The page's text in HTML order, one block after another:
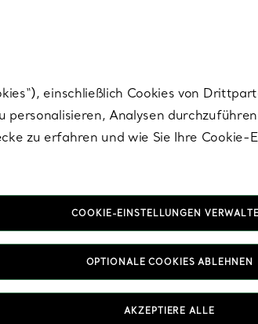
einschließlich Cookies von
Analysen
zu erfahren und wie Sie Ihre
COOKIE-EINSTELLUNGEN
OPTIONALE COOKIES ABLEHNEN
AKZEPTIERE ALLE